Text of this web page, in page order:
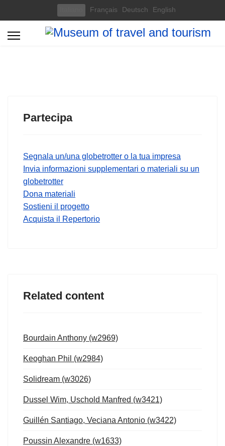
Select your language
Français Deutsch English
Partecipa
Segnala un/una globetrotter o la tua impresa
Invia informazioni supplementari o materiali su un
globetrotter
Dona materiali
Sostieni il progetto
Acquista il Repertorio
Related content
Bourdain Anthony (w2969)
Keoghan Phil (w2984)
Solidream (w3026)
Dussel Wim, Uschold Manfred (w3421)
Guillén Santiago, Veciana Antonio (w3422)
Poussin Alexandre (w1633)